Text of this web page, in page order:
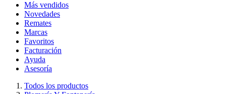
Más vendidos
Novedades
Remates
Marcas
Favoritos
Facturación
Ayuda
Asesoría
Todos los productos